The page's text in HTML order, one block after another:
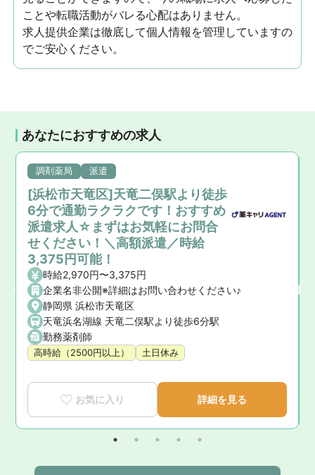
ことや転職活動がバレる心配はありません。
求人提供企業は徹底して個人情報を管理していますの
でご安心ください。
あなたにおすすめの求人
調剤薬局 派遣
[浜松市天竜区]天竜二俣駅より徒歩
6分で通勤ラクラクです！おすすめ
派遣求人☆まずはお気軽にお問合
せください！＼高額派遣／時給
3,375円可能！
時給2,970円〜3,375円
企業名非公開※詳細はお問い合わせください♪
静岡県 浜松市天竜区
天竜浜名湖線 天竜二俣駅より徒歩6分駅
勤務薬剤師
高時給（2500円以上） 土日休み
お気に入り 詳細を見る